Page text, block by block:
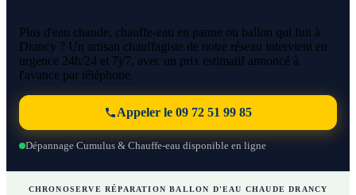
Plus d'eau chaude, chauffe-eau en panne ou ballon qui fuit à
Drancy ? Un artisan chauffagiste de notre réseau intervient en
urgence 24h/24 et 7j/7, avec un prix estimatif annoncé à
l'avance par téléphone.
Appeler le 09 72 51 99 85
Dépannage Cumulus & Chauffe-eau disponible en ligne
CHRONOSERVE RÉPARATION BALLON D'EAU CHAUDE DRANCY